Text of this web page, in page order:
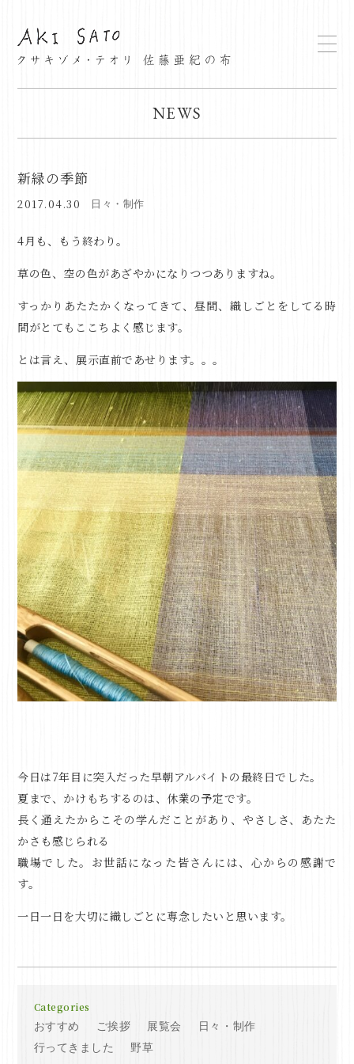
NEWS
新緑の季節
2017.04.30 日々・制作
4月も、もう終わり。
草の色、空の色があざやかになりつつありますね。
すっかりあたたかくなってきて、昼間、織しごとをしてる時
間がとてもここちよく感じます。
とは言え、展示直前であせります。。。
今日は7年目に突入だった早朝アルバイトの最終日でした。
夏まで、かけもちするのは、休業の予定です。
長く通えたからこその学んだことがあり、やさしさ、あたた
かさも感じられる
職場でした。お世話になった皆さんには、心からの感謝で
す。
一日一日を大切に織しごとに専念したいと思います。
Categories
おすすめ ご挨拶 展覧会
日々・制作
行ってきました
野草